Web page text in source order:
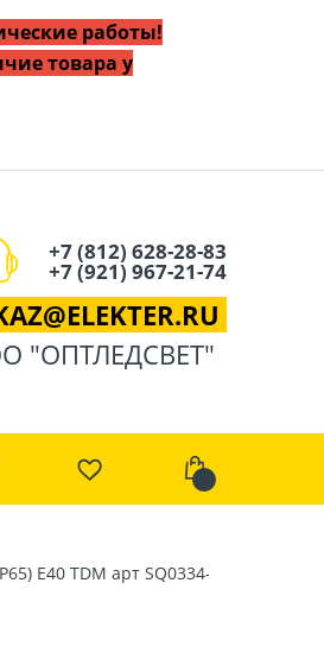
работы!
товара у
+7 (812) 628-28-83
+7 (921) 967-21-74
@ELEKTER.RU
"ОПТЛЕДСВЕТ"
E40 TDM арт SQ0334-0206